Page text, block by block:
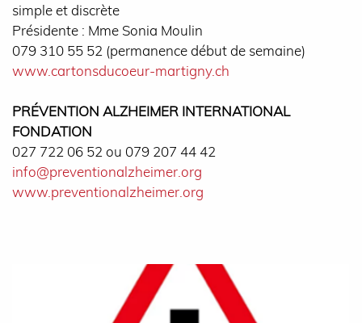
simple et discrète
Présidente : Mme Sonia Moulin
079 310 55 52 (permanence début de semaine)
www.cartonsducoeur-martigny.ch
PRÉVENTION ALZHEIMER INTERNATIONAL
FONDATION
027 722 06 52 ou 079 207 44 42
info@preventionalzheimer.org
www.preventionalzheimer.org